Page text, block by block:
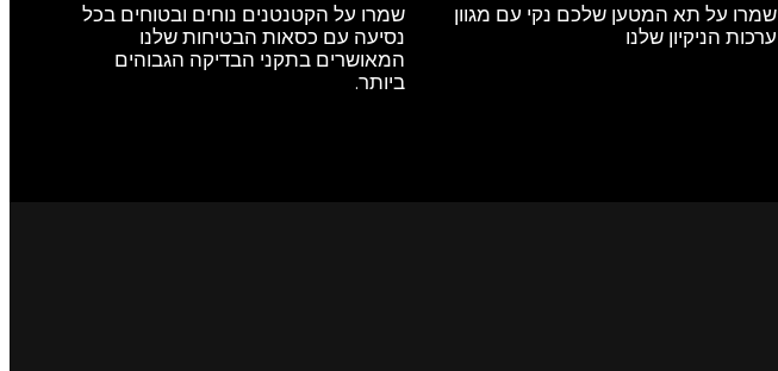
שמרו על תא המטען שלכם נקי עם מגוון
ערכות הניקיון שלנו
שמרו על הקטנטנים נוחים ובטוחים בכל
נסיעה עם כסאות הבטיחות שלנו
המאושרים בתקני הבדיקה הגבוהים
ביותר.